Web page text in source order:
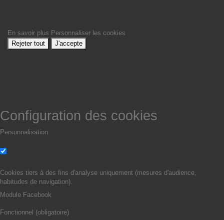
En savoir plus Personnaliser les cookies
Rejeter tout
J'accepte
Configuration des cookies
Personnalisation
Cookies tiers à des fins d'analyse uniquement (mesures d'audience,
habitudes de navigation).
Module Facebook
Fonctionnel (obligatoire)